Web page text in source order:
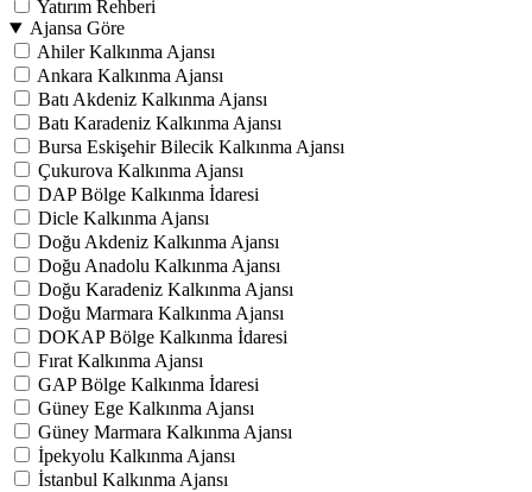
Yatırım Rehberi
Ajansa Göre
Ahiler Kalkınma Ajansı
Ankara Kalkınma Ajansı
Batı Akdeniz Kalkınma Ajansı
Batı Karadeniz Kalkınma Ajansı
Bursa Eskişehir Bilecik Kalkınma Ajansı
Çukurova Kalkınma Ajansı
DAP Bölge Kalkınma İdaresi
Dicle Kalkınma Ajansı
Doğu Akdeniz Kalkınma Ajansı
Doğu Anadolu Kalkınma Ajansı
Doğu Karadeniz Kalkınma Ajansı
Doğu Marmara Kalkınma Ajansı
DOKAP Bölge Kalkınma İdaresi
Fırat Kalkınma Ajansı
GAP Bölge Kalkınma İdaresi
Güney Ege Kalkınma Ajansı
Güney Marmara Kalkınma Ajansı
İpekyolu Kalkınma Ajansı
İstanbul Kalkınma Ajansı